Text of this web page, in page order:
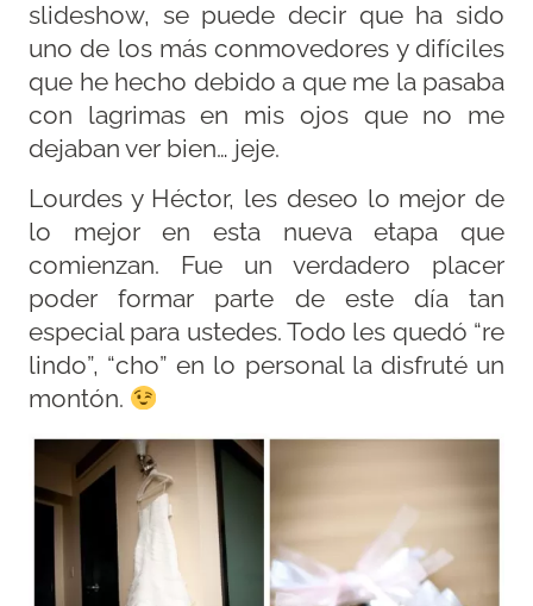
slideshow, se puede decir que ha sido
uno de los más conmovedores y difíciles
que he hecho debido a que me la pasaba
con lagrimas en mis ojos que no me
dejaban ver bien… jeje.
Lourdes y Héctor, les deseo lo mejor de
lo mejor en esta nueva etapa que
comienzan. Fue un verdadero placer
poder formar parte de este día tan
especial para ustedes. Todo les quedó “re
lindo”, “cho” en lo personal la disfruté un
montón.